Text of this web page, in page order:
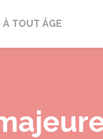
À TOUT ÂGE